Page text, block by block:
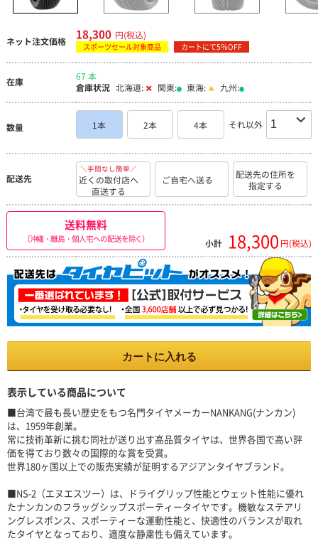
ネット注文価格 18,300 円(税込)
スポーツセール対象商品 カートにて5％OFF
在庫
67 本
倉庫状況 北海道: 関東: 東海: 九州:
数量 1本 2本 4本 それ以外
配送先
＼手間なし簡単／
近くの取付店へ
直送する
ご自宅へ送る
配送先の住所を
指定する
送料無料
（沖縄・離島・個人宅への配送を除く） 小計 18,300 円(税込)
カートに入れる
表示している商品について
■台湾で最も長い歴史をもつ名門タイヤメーカーNANKANG(ナンカン)
は、1959年創業。
常に技術革新に挑む同社が送り出す高品質タイヤは、世界各国で高い評
価を得ており数々の国際的な賞を受賞。
世界180ヶ国以上での販売実績が証明するアジアンタイヤブランド。
■NS-2（エヌエスツー）は、ドライグリップ性能とウェット性能に優れ
たナンカンのフラッグシップスポーティータイヤです。機敏なステアリ
ングレスポンス、スポーティーな運動性能と、快適性のバランスが取れ
たタイヤとなっており、適度な静粛性も備えています。